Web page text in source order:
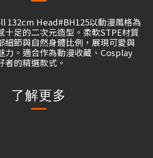
132cm Head#BH125以動漫風格為
十足的二次元造型。柔軟STPE材質
細節與自然身體比例，展現可愛與
力。適合作為動漫收藏、Cosplay
者的精選款式。
了解更多